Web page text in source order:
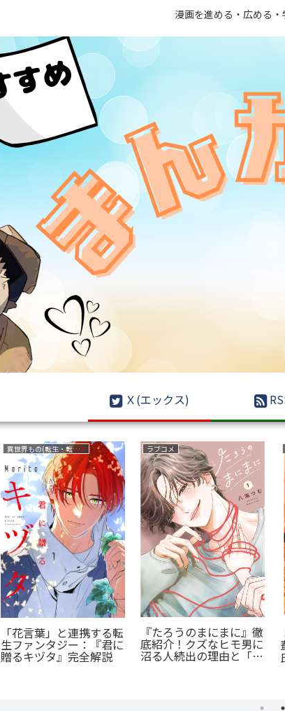
漫画を進める・広める
Ｘ(エックス)
復讐
《65歳の老人が超人
に！？》『山岳超人マツ
オカ』のあらすじ紹介：
戦慄と謎に満ちた山岳殺
ミステリー
『幼児A』5歳の殺人
犯、その瞳の奥に潜む闇
とは？ 衝撃作を徹底解